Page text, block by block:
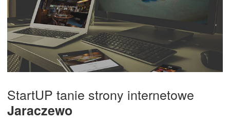
StartUP tanie strony internetowe
Jaraczewo